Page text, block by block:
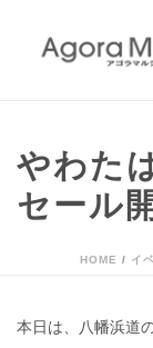
やわた
セール
HOME / イ
本日は、八幡浜道